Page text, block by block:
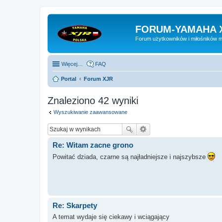
FORUM-YAMAHA
Forum użytkowników i miłośników
Więcej… FAQ
Portal Forum XJR
Znaleziono 42 wyniki
Wyszukiwanie zaawansowane
Re: Witam zacne grono
Powitać dziada, czarne są najładniejsze i najszybsze
Re: Skarpety
A temat wydaje się ciekawy i wciągający